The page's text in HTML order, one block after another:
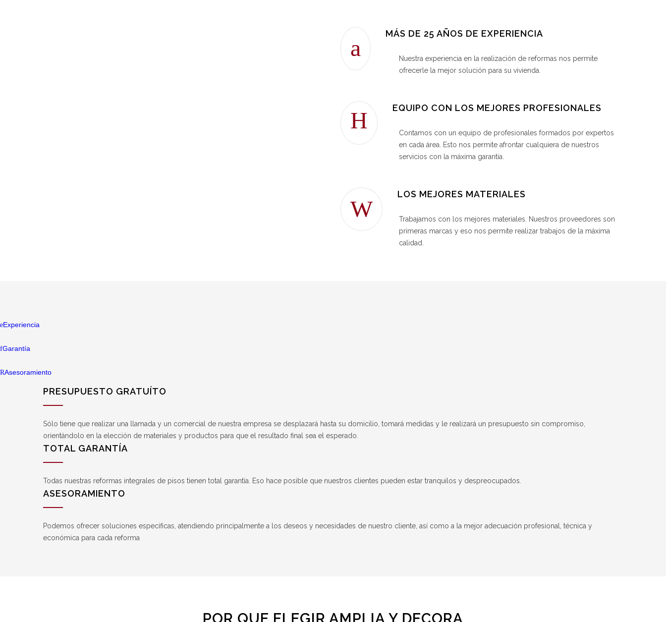
MÁS DE 25 AÑOS DE EXPERIENCIA
Nuestra experiencia en la realización de reformas nos permite
ofrecerle la mejor solución para su vivienda.
EQUIPO CON LOS MEJORES PROFESIONALES
Contamos con un equipo de profesionales formados por expertos
en cada área. Esto nos permite afrontar cualquiera de nuestros
servicios con la máxima garantía.
LOS MEJORES MATERIALES
Trabajamos con los mejores materiales. Nuestros proveedores son
primeras marcas y eso nos permite realizar trabajos de la máxima
calidad.
Experiencia
Garantía
Asesoramiento
PRESUPUESTO GRATUÍTO
Sólo tiene que realizar una llamada y un comercial de nuestra empresa se desplazará hasta su domicilio, tomará medidas y le realizará un presupuesto sin compromiso,
orientándolo en la elección de materiales y productos para que el resultado final sea el esperado.
TOTAL GARANTÍA
Todas nuestras reformas integrales de pisos tienen total garantía. Eso hace posible que nuestros clientes pueden estar tranquilos y despreocupados.
ASESORAMIENTO
Podemos ofrecer soluciones específicas, atendiendo principalmente a los deseos y necesidades de nuestro cliente, así como a la mejor adecuación profesional, técnica y
económica para cada reforma
POR QUE ELEGIR AMPLIA Y DECORA